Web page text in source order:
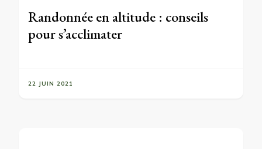
Randonnée en altitude : conseils
pour s’acclimater
22 JUIN 2021